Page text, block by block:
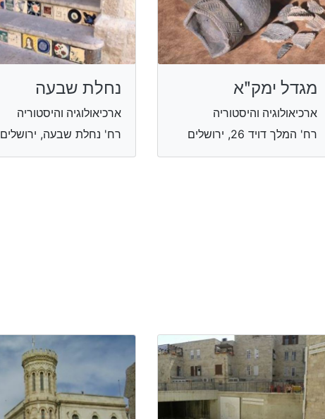
מגדל ימקʺא
ארכיאולוגיה והיסטוריה
רח' המלך דויד 26, ירושלים
נחלת שבעה
ארכיאולוגיה והיסטוריה
רח' נחלת שבעה, ירושלים